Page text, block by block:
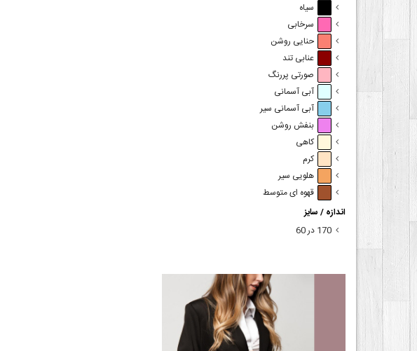
سیاه
سرخابی
حنایی روشن
عنابی تند
صورتی پررنگ
آبی آسمانی
آبی آسمانی سیر
بنفش روشن
کاهی
کرم
هلویی سیر
قهوه ای متوسط
اندازه / سایز
170 در 60